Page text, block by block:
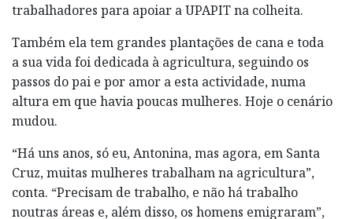
trabalhadores para apoiar a UPAPIT na colheita.
Também ela tem grandes plantações de cana e toda
a sua vida foi dedicada à agricultura, seguindo os
passos do pai e por amor a esta actividade, numa
altura em que havia poucas mulheres. Hoje o cenário
mudou.
“Há uns anos, só eu, Antonina, mas agora, em Santa
Cruz, muitas mulheres trabalham na agricultura”,
conta. “Precisam de trabalho, e não há trabalho
noutras áreas e, além disso, os homens emigraram”,